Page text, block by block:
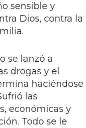
sensible y
Dios, contra la
se lanzó a
drogas y el
haciéndose
las
económicas y
Todo se le